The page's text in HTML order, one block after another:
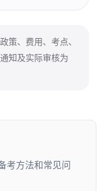
策、费用、考点、
知及实际审核为
考方法和常见问